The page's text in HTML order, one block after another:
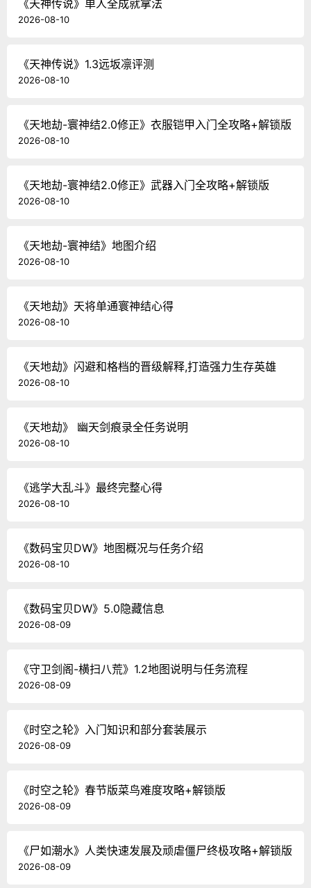
《天神传说》单人全成就拿法
2026-08-10
《天神传说》1.3远坂凛评测
2026-08-10
《天地劫-寰神结2.0修正》衣服铠甲入门全攻略+解锁版
2026-08-10
《天地劫-寰神结2.0修正》武器入门全攻略+解锁版
2026-08-10
《天地劫-寰神结》地图介绍
2026-08-10
《天地劫》天将单通寰神结心得
2026-08-10
《天地劫》闪避和格档的晋级解释,打造强力生存英雄
2026-08-10
《天地劫》 幽天剑痕录全任务说明
2026-08-10
《逃学大乱斗》最终完整心得
2026-08-10
《数码宝贝DW》地图概况与任务介绍
2026-08-10
《数码宝贝DW》5.0隐藏信息
2026-08-09
《守卫剑阁-横扫八荒》1.2地图说明与任务流程
2026-08-09
《时空之轮》入门知识和部分套装展示
2026-08-09
《时空之轮》春节版菜鸟难度攻略+解锁版
2026-08-09
《尸如潮水》人类快速发展及顽虐僵尸终极攻略+解锁版
2026-08-09